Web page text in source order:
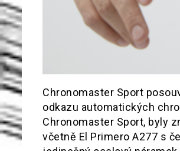
Chronomaster Sport
odkazu automatických
Chronomaster Sport, byly
včetně El Primero A277 s